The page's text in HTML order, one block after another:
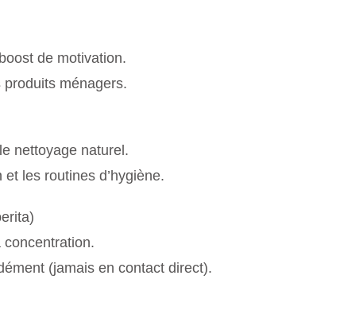
de motivation.
ménagers.
nettoyage naturel.
les routines d’hygiène.
(jamais en contact direct).